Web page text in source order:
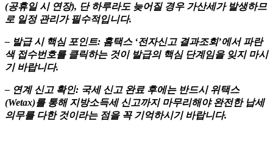
(공휴일 시 연장), 단 하루라도 늦어질 경우 가산세가 발생하므
로 일정 관리가 필수적입니다.
– 발급 시 핵심 포인트: 홈택스 ‘전자신고 결과조회’에서 파란
색 접수번호를 클릭하는 것이 발급의 핵심 단계임을 잊지 마시
기 바랍니다.
– 연계 신고 확인: 국세 신고 완료 후에는 반드시 위택스
(Wetax)를 통해 지방소득세 신고까지 마무리해야 완전한 납세
의무를 다한 것이라는 점을 꼭 기억하시기 바랍니다.